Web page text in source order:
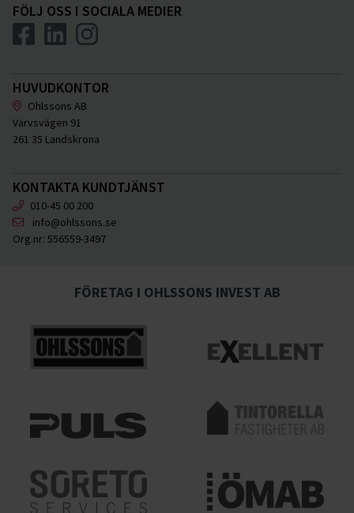
FÖLJ OSS I SOCIALA MEDIER
HUVUDKONTOR
Ohlssons AB
Varvsvägen 91
261 35 Landskrona
KONTAKTA KUNDTJÄNST
010-45 00 200
info@ohlssons.se
Org.nr: 556559-3497
FÖRETAG I OHLSSONS INVEST AB